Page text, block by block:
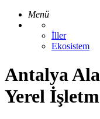
Menü
İller
Ekosistem
Antalya
Yerel